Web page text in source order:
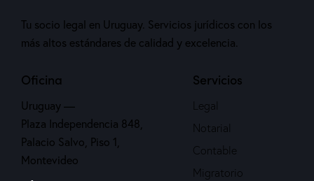
Tu socio legal en Uruguay. Servicios jurídicos con los
más altos estándares de calidad y excelencia.
Oficina
Uruguay —
Plaza Independencia 848,
Palacio Salvo, Piso 1,
Montevideo
Servicios
Legal
Notarial
Contable
Migratorio